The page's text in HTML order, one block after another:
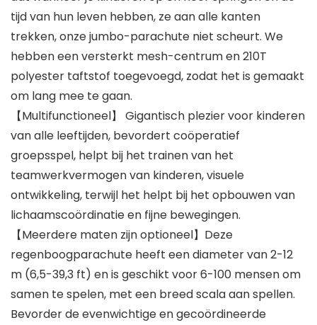
tijd van hun leven hebben, ze aan alle kanten
trekken, onze jumbo-parachute niet scheurt. We
hebben een versterkt mesh-centrum en 210T
polyester taftstof toegevoegd, zodat het is gemaakt
om lang mee te gaan.
【Multifunctioneel】 Gigantisch plezier voor kinderen
van alle leeftijden, bevordert coöperatief
groepsspel, helpt bij het trainen van het
teamwerkvermogen van kinderen, visuele
ontwikkeling, terwijl het helpt bij het opbouwen van
lichaamscoördinatie en fijne bewegingen.
【Meerdere maten zijn optioneel】Deze
regenboogparachute heeft een diameter van 2-12
m (6,5-39,3 ft) en is geschikt voor 6-100 mensen om
samen te spelen, met een breed scala aan spellen.
Bevorder de evenwichtige en gecoördineerde